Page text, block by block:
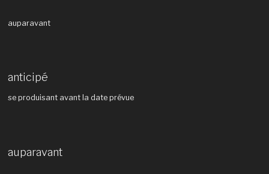
auparavant
anticipé
se produisant avant la date prévue
auparavant